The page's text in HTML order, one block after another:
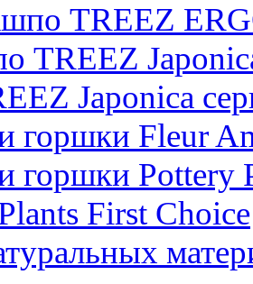
TREEZ
TREEZ
Japonica
горшки Fleur
горшки Pottery
First Choice